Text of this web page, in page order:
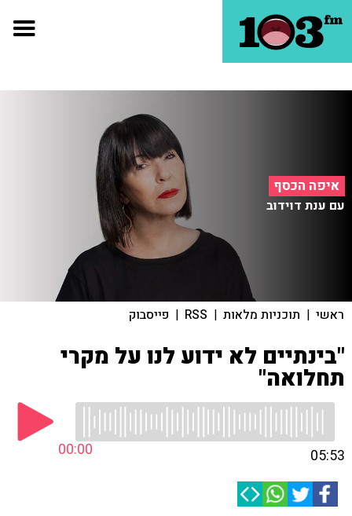
איפה הכסף
עם ענת דוידוב
ראשי | תוכניות מלאות |
RSS
| פייסבוק
"בינתיים לא ידוע לנו על מקרי
תחלואה"
00:00 05:53